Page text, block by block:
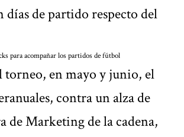
de partido respecto del
para acompañar los partidos de fútbol
torneo, en mayo y junio, el
contra un alza de
de Marketing de la cadena,